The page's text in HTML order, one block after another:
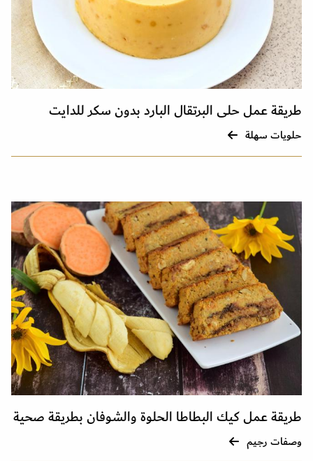
طريقة عمل حلى البرتقال البارد بدون سكر للدايت
حلويات سهلة
طريقة عمل كيك البطاطا الحلوة والشوفان بطريقة صحية
وصفات رجيم